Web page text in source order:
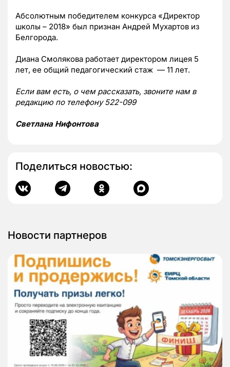
Абсолютным победителем конкурса «Директор
школы – 2018» был признан Андрей Мухартов из
Белгорода.
Диана Смолякова работает директором лицея 5
лет, ее общий педагогический стаж — 11 лет.
Если вам есть, о чем рассказать, звоните нам в
редакцию по телефону 522-099
Светлана Нифонтова
Поделиться новостью:
Новости партнеров